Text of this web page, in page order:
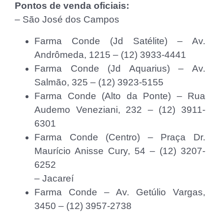
Pontos de venda oficiais:
– São José dos Campos
Farma Conde (Jd Satélite) – Av.
Andrômeda, 1215 – (12) 3933-4441
Farma Conde (Jd Aquarius) – Av.
Salmão, 325 – (12) 3923-5155
Farma Conde (Alto da Ponte) – Rua
Audemo Veneziani, 232 – (12) 3911-
6301
Farma Conde (Centro) – Praça Dr.
Maurício Anisse Cury, 54 – (12) 3207-
6252
– Jacareí
Farma Conde – Av. Getúlio Vargas,
3450 – (12) 3957-2738